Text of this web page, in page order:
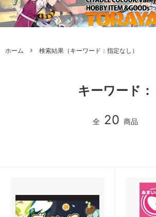
ホーム 検索結果（キーワード：指定なし）
キーワード：
全 20 商品